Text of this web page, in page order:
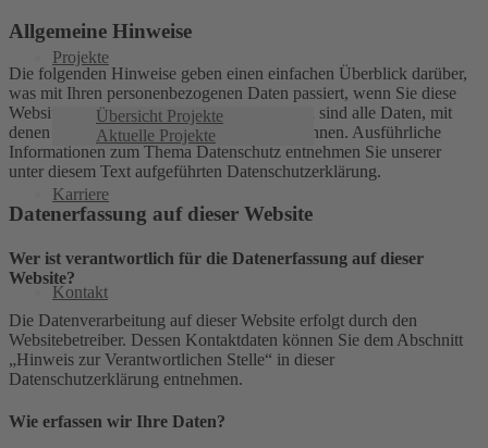
Projekte
Übersicht Projekte
Aktuelle Projekte
Karriere
Kontakt
Allgemeine Hinweise
Die folgenden Hinweise geben einen einfachen Überblick darüber,
was mit Ihren personenbezogenen Daten passiert, wenn Sie diese
Website besuchen. Personenbezogene Daten sind alle Daten, mit
denen Sie persönlich identifiziert werden können. Ausführliche
Informationen zum Thema Datenschutz entnehmen Sie unserer
unter diesem Text aufgeführten Datenschutzerklärung.
Datenerfassung auf dieser Website
Wer ist verantwortlich für die Datenerfassung auf dieser
Website?
Die Datenverarbeitung auf dieser Website erfolgt durch den
Websitebetreiber. Dessen Kontaktdaten können Sie dem Abschnitt
„Hinweis zur Verantwortlichen Stelle“ in dieser
Datenschutzerklärung entnehmen.
Wie erfassen wir Ihre Daten?